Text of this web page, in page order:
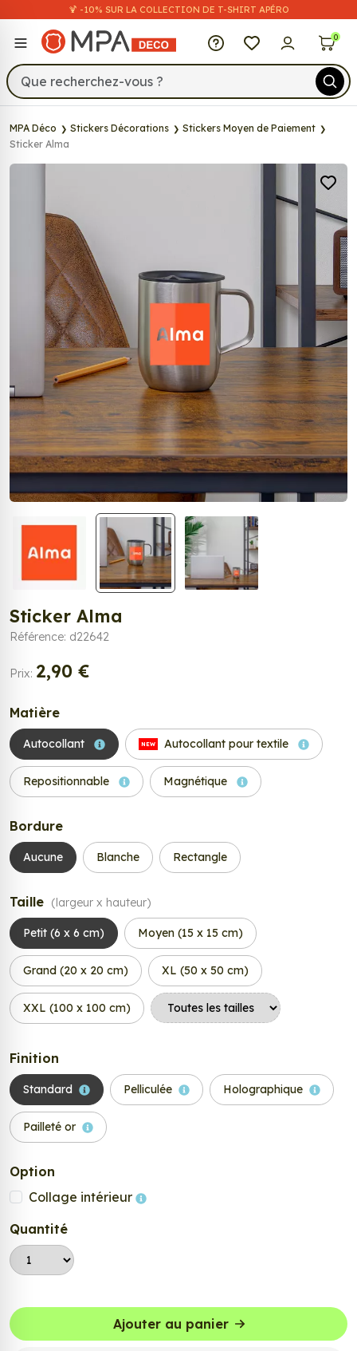
🍹 -10% SUR LA COLLECTION DE T-SHIRT APÉRO
MPA Déco 0
MPA Déco Stickers Décorations
Stickers Moyen de Paiement
Sticker Alma
Sticker Alma
Référence: d22642
Prix: 2,90 €
Matière
Autocollant NEW Autocollant pour textile
Repositionnable Magnétique
Bordure
Aucune Blanche Rectangle
Taille (largeur x hauteur)
Petit (6 x 6 cm) Moyen (15 x 15 cm)
Grand (20 x 20 cm) XL (50 x 50 cm)
XXL (100 x 100 cm)
Finition
Standard Pelliculée Holographique
Pailleté or
Option
Collage intérieur
Quantité
Ajouter au panier